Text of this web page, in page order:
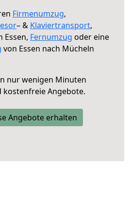
Firmenumzug,
– & Klaviertransport,
Essen, Fernumzug oder eine
von Essen nach Mücheln
nur wenigen Minuten
Angebote.
Angebote erhalten